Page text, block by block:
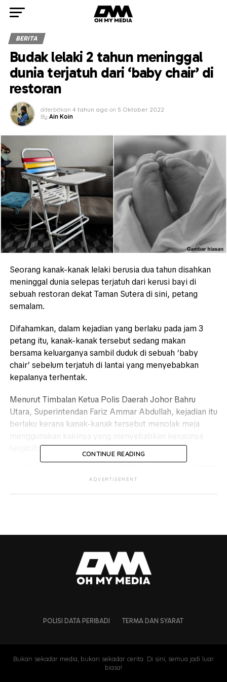
BERITA
Budak lelaki 2 tahun meninggal
dunia terjatuh dari ‘baby chair’ di
restoran
diterbitkan 4 tahun ago on 5 Oktober 2022
By Ain Koin
Seorang kanak-kanak lelaki berusia dua tahun disahkan
meninggal dunia selepas terjatuh dari kerusi bayi di
sebuah restoran dekat Taman Sutera di sini, petang
semalam.
Difahamkan, dalam kejadian yang berlaku pada jam 3
petang itu, kanak-kanak tersebut sedang makan
bersama keluarganya sambil duduk di sebuah ‘baby
chair’ sebelum terjatuh di lantai yang menyebabkan
kepalanya terhentak.
Menurut Timbalan Ketua Polis Daerah Johor Bahru
Utara, Superintendan Fariz Ammar Abdullah, kejadian itu
berlaku kerana kanak-kanak tersebut menolak meja
CONTINUE READING
ADVERTISEMENT
POLISI DATA PERIBADI TERMA DAN SYARAT
Bukan sekadar media, bukan sekadar cerita. Di sini, semua jadi luar
biasa!